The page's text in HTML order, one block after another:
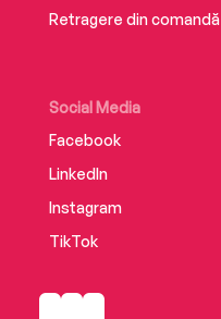
Retragere din comandă
Social Media
Facebook
LinkedIn
Instagram
TikTok